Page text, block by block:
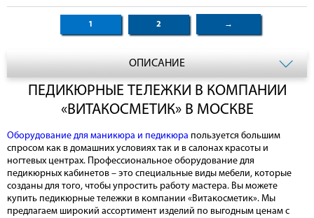
1 2 →
ОПИСАНИЕ
ПЕДИКЮРНЫЕ ТЕЛЕЖКИ В КОМПАНИИ
«ВИТАКОСМЕТИК» В МОСКВЕ
Оборудование для маникюра и педикюра пользуется большим
спросом как в домашних условиях так и в салонах красоты и
ногтевых центрах. Профессиональное оборудование для
педикюрных кабинетов – это специальные виды мебели, которые
созданы для того, чтобы упростить работу мастера. Вы можете
купить педикюрные тележки в компании «Витакосметик». Мы
предлагаем широкий ассортимент изделий по выгодным ценам с